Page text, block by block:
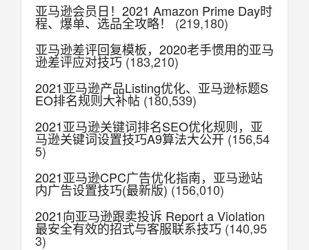
亚马逊会员日！2021 Amazon Prime Day时
程、爆单、选品全攻略！
(219,180)
亚马逊差评回复模板，2020老手惯用的亚马
逊差评应对技巧(183,210)
2021亚马逊产品Listing优化、亚马逊标题S
EO排名规则大补帖 (180,539)
2021亚马逊关键词排名SEO优化规则，亚
马逊关键词设置技巧A9算法大公开(156,54
5)
2021亚马逊CPC广告优化指南，亚马逊站
内广告设置技巧(最新版)(156,010)
2021向亚马逊跟卖投诉 Report a Violation
最安全有效的招式与客服联系技巧 (140,95
3)